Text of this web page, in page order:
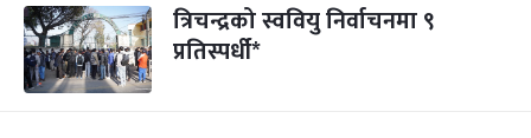
त्रिचन्द्रको स्ववियु निर्वाचनमा ९
प्रतिस्पर्धी*